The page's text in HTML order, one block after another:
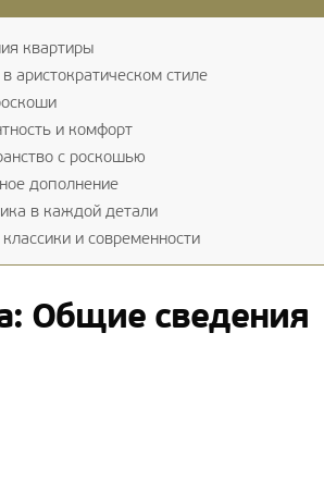
квартиры
аристократическом стиле
и комфорт
с роскошью
дополнение
в каждой детали
и современности
Общие сведения